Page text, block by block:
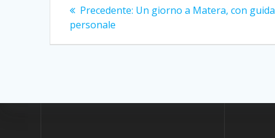
articoli
Precedente: Articolo
Un giorno a Matera, con guida
personale